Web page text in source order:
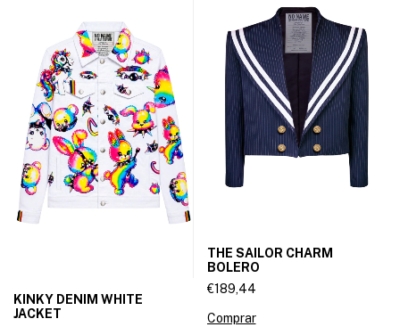
KINKY DENIM WHITE
JACKET
THE SAILOR CHARM
BOLERO
€189,44
Comprar